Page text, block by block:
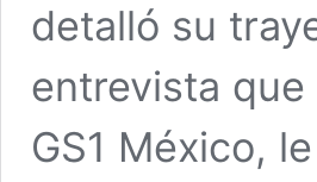
detalló su
entrevista
GS1 México,